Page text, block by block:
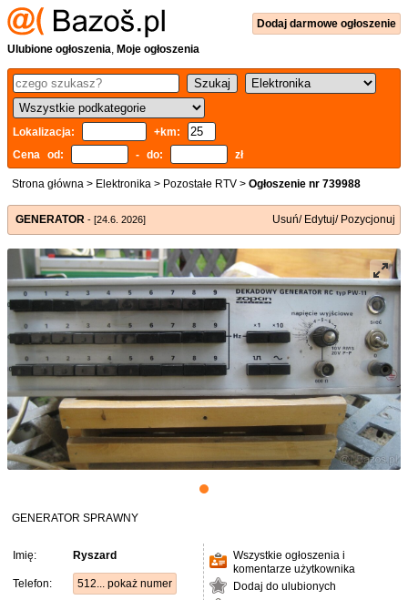
Dodaj darmowe ogłoszenie
Ulubione ogłoszenia, Moje ogłoszenia
Lokalizacja:
+km:
Cena od:
- do: zł
Strona główna > Elektronika > Pozostałe RTV > Ogłoszenie nr 739988
GENERATOR - [24.6. 2026] Usuń/ Edytuj/ Pozycjonuj
GENERATOR SPRAWNY
Imię: Ryszard
Telefon: 512... pokaż numer
Wszystkie ogłoszenia i
komentarze użytkownika
Dodaj do ulubionych